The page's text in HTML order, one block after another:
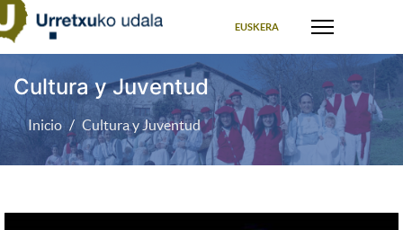
EUSKERA
Cultura y Juventud
Inicio Cultura y Juventud